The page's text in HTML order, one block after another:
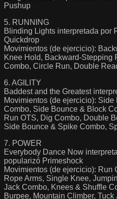
Pushup
5. RUNNING
Blinding Lights interpretada por
Quickdrop
Movimientos (de ejercicio):
Knee Hold, Backward-Stepping
Combo, Circle Run, Double
6. AGILITY
Baddest and the Greatest
Movimientos (de ejercicio):
Combo, Side Bounce & Block
Run OTS, Dig Combo, Double
Side Bounce & Spike Combo,
7. POWER
Everybody Dance Now
popularizó Primeshock
Movimientos (de ejercicio): Run
Rope Arms, Single Knee,
Jack Combo, Knees & Shuffle
Burpee, Mountain Climber,